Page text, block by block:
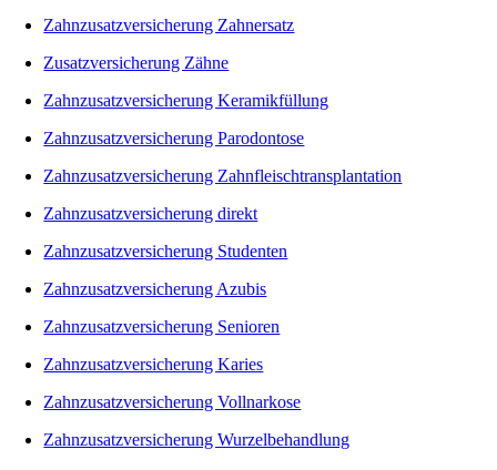
Zahnzusatzversicherung Zahnersatz
Zusatzversicherung Zähne
Zahnzusatzversicherung Keramikfüllung
Zahnzusatzversicherung Parodontose
Zahnzusatzversicherung Zahnfleischtransplantation
Zahnzusatzversicherung direkt
Zahnzusatzversicherung Studenten
Zahnzusatzversicherung Azubis
Zahnzusatzversicherung Senioren
Zahnzusatzversicherung Karies
Zahnzusatzversicherung Vollnarkose
Zahnzusatzversicherung Wurzelbehandlung